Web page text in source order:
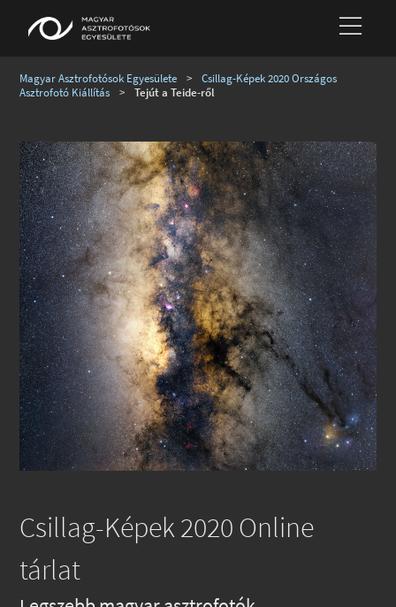
Magyar Asztrofotósok Egyesülete >
Csillag-Képek 2020 Országos
Asztrofotó Kiállítás
> Tejút a Teide-ről
Csillag-Képek 2020 Online
tárlat